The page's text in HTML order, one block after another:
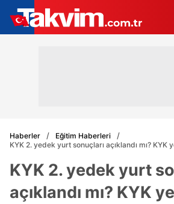
Haberler
Eğitim Haberleri
KYK 2. yedek yurt sonuçları açıklandı mı? KYK
KYK 2. yedek yurt
açıklandı mı? KYK